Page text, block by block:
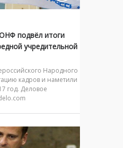
подвёл итоги
учредительной
Народного
кадров и наметили
год. Деловое